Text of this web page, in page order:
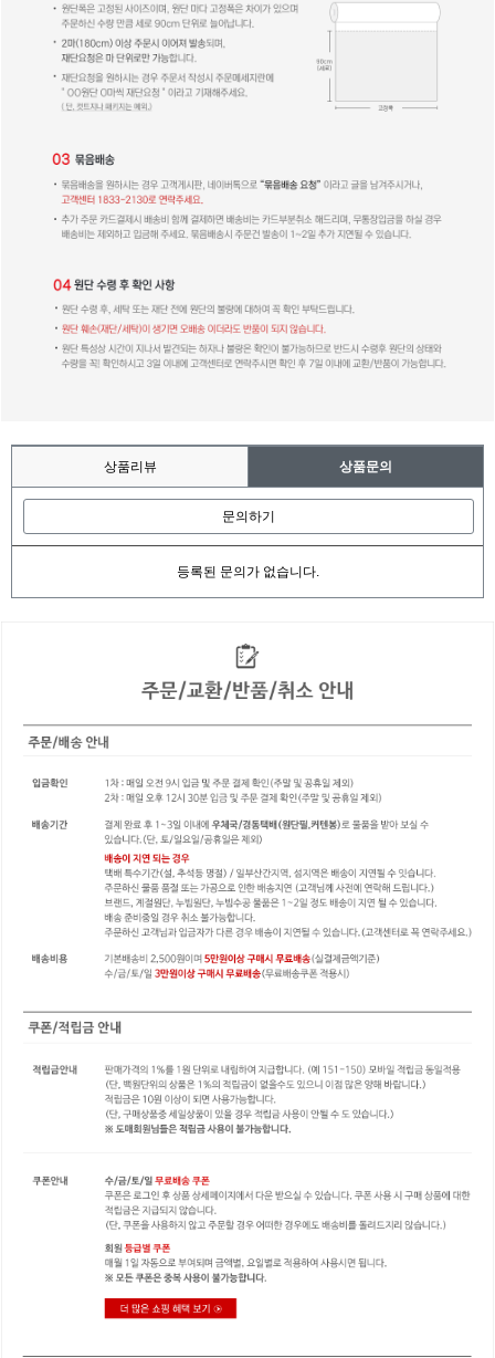
상품리뷰 상품문의
문의하기
등록된 문의가 없습니다.